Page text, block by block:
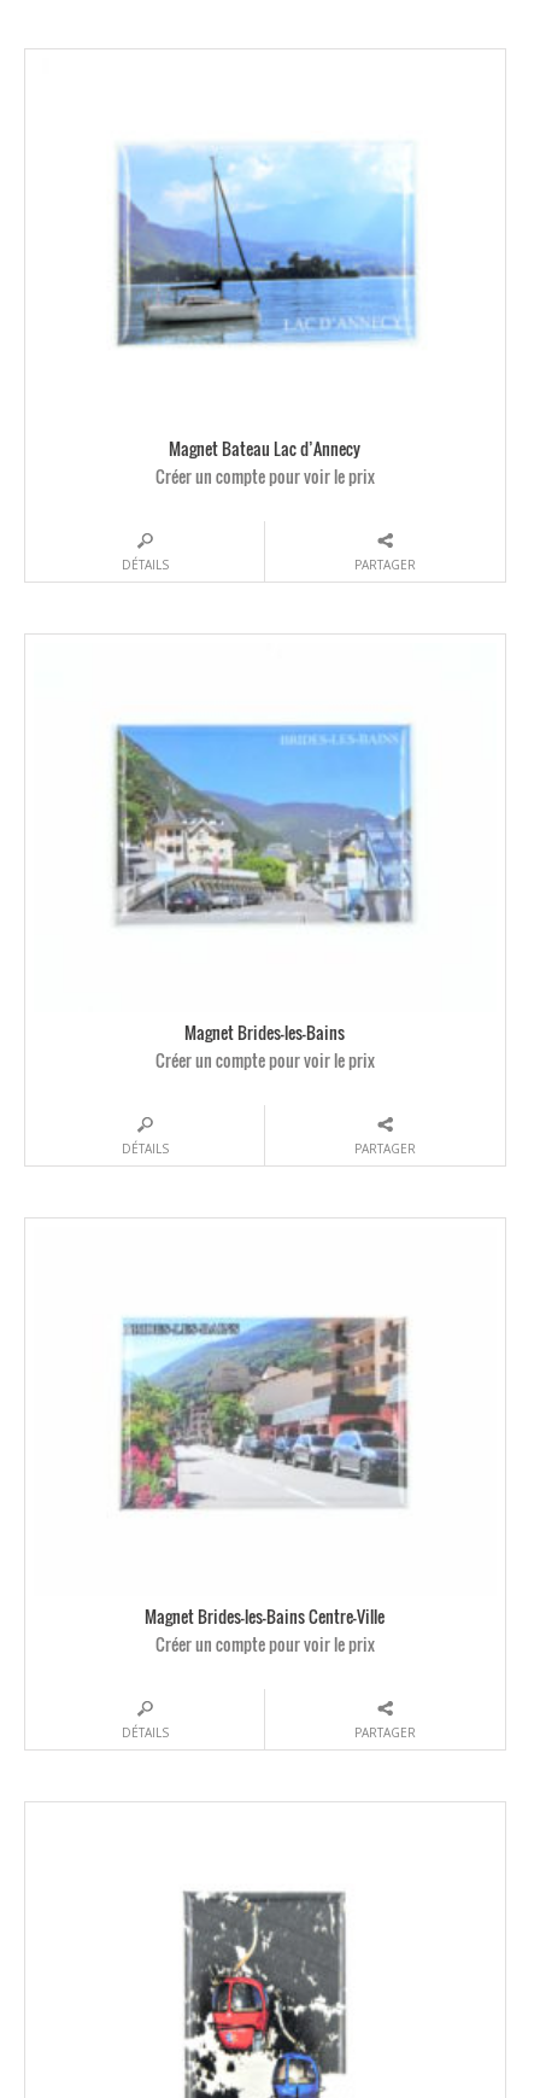
Magnet Bateau Lac d’Annecy
Créer un compte pour voir le prix
DÉTAILS PARTAGER
Magnet Brides-les-Bains
Créer un compte pour voir le prix
DÉTAILS PARTAGER
Magnet Brides-les-Bains Centre-Ville
Créer un compte pour voir le prix
DÉTAILS PARTAGER